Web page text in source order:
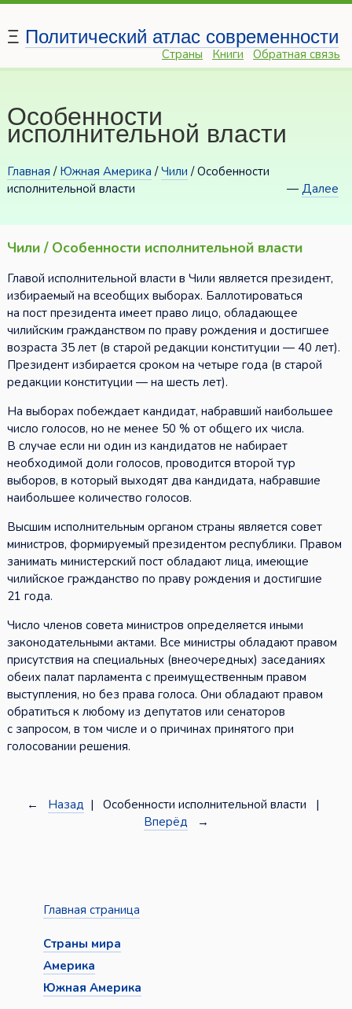
Ξ Политический атлас современности
Страны Книги Обратная связь
Особенности
исполнительной власти
Главная / Южная Америка /Чили / Особенности
исполнительной власти
—Далее
Чили / Особенности исполнительной власти
Главой исполнительной власти в Чили является президент,
избираемый на всеобщих выборах. Баллотироваться
на пост президента имеет право лицо, обладающее
чилийским гражданством по праву рождения и достигшее
возраста 35 лет (в старой редакции конституции — 40 лет).
Президент избирается сроком на четыре года (в старой
редакции конституции — на шесть лет).
На выборах побеждает кандидат, набравший наибольшее
число голосов, но не менее 50 % от общего их числа.
В случае если ни один из кандидатов не набирает
необходимой доли голосов, проводится второй тур
выборов, в который выходят два кандидата, набравшие
наибольшее количество голосов.
Высшим исполнительным органом страны является совет
министров, формируемый президентом республики. Правом
занимать министерский пост обладают лица, имеющие
чилийское гражданство по праву рождения и достигшие
21 года.
Число членов совета министров определяется иными
законодательными актами. Все министры обладают правом
присутствия на специальных (внеочередных) заседаниях
обеих палат парламента с преимущественным правом
выступления, но без права голоса. Они обладают правом
обратиться к любому из депутатов или сенаторов
с запросом, в том числе и о причинах принятого при
голосовании решения.
← Назад | Особенности исполнительной власти |
Вперёд →
Главная страница
Страны мира
Америка
Южная Америка